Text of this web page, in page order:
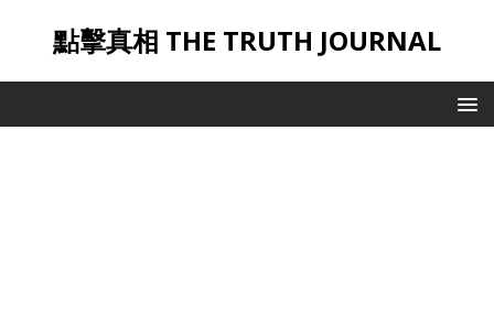
點擊真相 THE TRUTH JOURNAL